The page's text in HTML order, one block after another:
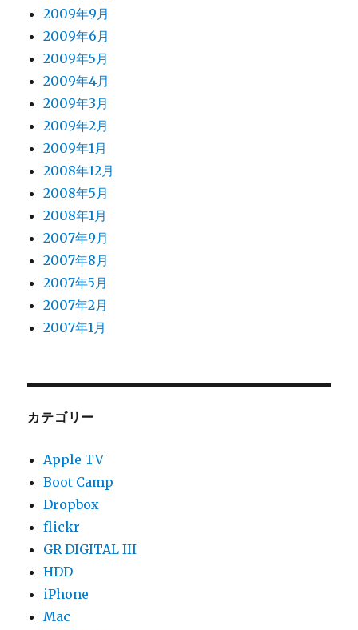
2009年9月
2009年6月
2009年5月
2009年4月
2009年3月
2009年2月
2009年1月
2008年12月
2008年5月
2008年1月
2007年9月
2007年8月
2007年5月
2007年2月
2007年1月
カテゴリー
Apple TV
Boot Camp
Dropbox
flickr
GR DIGITAL III
HDD
iPhone
Mac